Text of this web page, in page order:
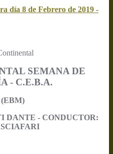
día 8 de Febrero de 2019 -
SEMANA DE
- C.E.B.A.
DANTE - CONDUCTOR: